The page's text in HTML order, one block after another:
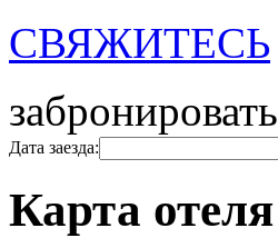
СВЯЖИТЕСЬ
забронировать
Дата заезда:
Карта отеля